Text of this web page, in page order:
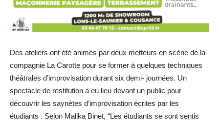
Des ateliers ont été animés par deux metteurs en scène de la
compagnie La Carotte pour se former à quelques techniques
théâtrales d’improvisation durant six demi- journées. Un
spectacle de restitution a eu lieu devant un public pour
découvrir les saynètes d’improvisation écrites par les
étudiants . Selon Malika Binet, “Les étudiants se sont sentis